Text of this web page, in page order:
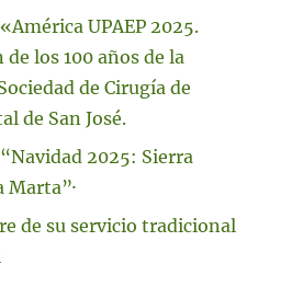
UPAEP 2025.
los 100 años de la
de Cirugía de
de San José.
2025: Sierra
Marta”·
de su servicio tradicional